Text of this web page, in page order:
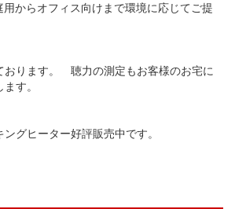
からオフィス向けまで環境に応じてご提
おります。 聴力の測定もお客様のお宅に
す。
グヒーター好評販売中です。